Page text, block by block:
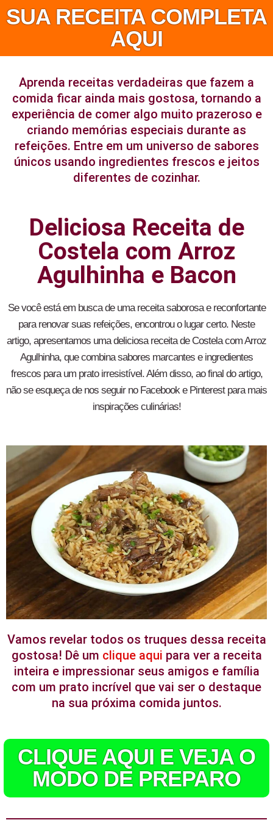
SUA RECEITA COMPLETA
AQUI
Aprenda receitas verdadeiras que fazem a
comida ficar ainda mais gostosa, tornando a
experiência de comer algo muito prazeroso e
criando memórias especiais durante as
refeições. Entre em um universo de sabores
únicos usando ingredientes frescos e jeitos
diferentes de cozinhar.
Deliciosa Receita de
Costela com Arroz
Agulhinha e Bacon
Se você está em busca de uma receita saborosa e reconfortante
para renovar suas refeições, encontrou o lugar certo. Neste
artigo, apresentamos uma deliciosa receita de Costela com Arroz
Agulhinha, que combina sabores marcantes e ingredientes
frescos para um prato irresistível. Além disso, ao final do artigo,
não se esqueça de nos seguir no Facebook e Pinterest para mais
inspirações culinárias!
Vamos revelar todos os truques dessa receita
gostosa! Dê um clique aqui para ver a receita
inteira e impressionar seus amigos e família
com um prato incrível que vai ser o destaque
na sua próxima comida juntos.
CLIQUE AQUI E VEJA O
MODO DE PREPARO